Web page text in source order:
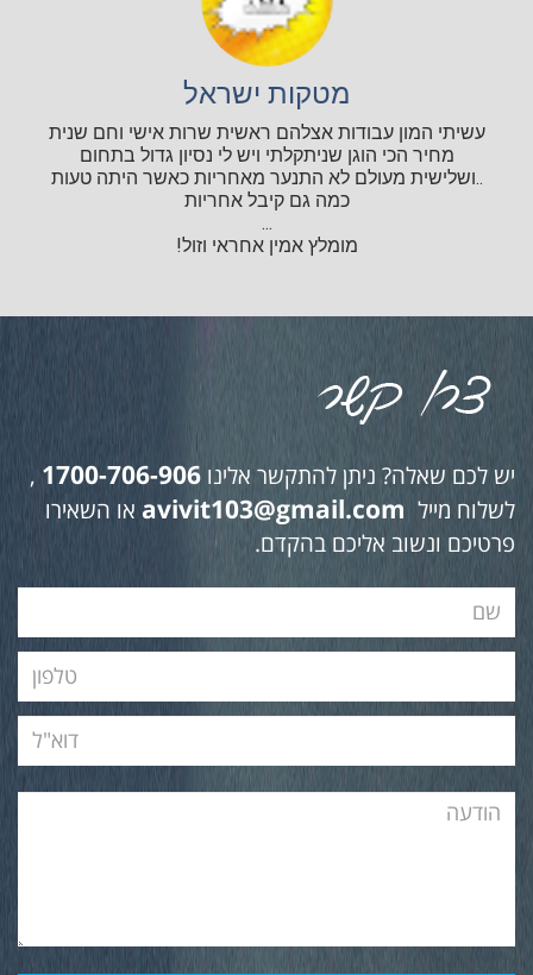
מטקות ישראל
עשיתי המון עבודות אצלהם ראשית שרות אישי וחם שנית
מחיר הכי הוגן שניתקלתי ויש לי נסיון גדול בתחום
..ושלישית מעולם לא התנער מאחריות כאשר היתה טעות
כמה גם קיבל אחריות
...
מומלץ אמין אחראי וזול!
יש לכם שאלה? ניתן להתקשר אלינו 1700-706-906
,
לשלוח מייל avivit103@gmail.com או השאירו
פרטיכם ונשוב אליכם בהקדם.